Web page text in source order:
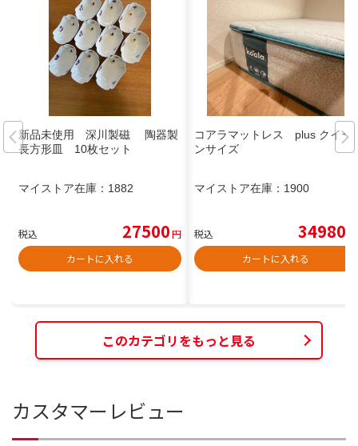
新品未使用 深川製磁 陶器製
長方形皿 10枚セット
マイストア在庫： 1882
税込 27500円
カートに入れる
コアラマットレス plus クイー
ンサイズ
マイストア在庫： 1900
税込 34980
カートに入れる
このカテゴリをもっと見る
カスタマーレビュー